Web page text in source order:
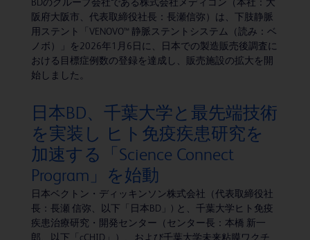
BDのグループ会社である株式会社メディコン（本社：大
阪府大阪市、代表取締役社長：長瀬信弥）は、下肢静脈
用ステント「VENOVO™ 静脈ステントシステム（読み：ベ
ノボ）」を2026年1月6日に、日本での製造販売後調査に
おける目標症例数の登録を達成し、販売施設の拡大を開
始しました。
日本BD、千葉大学と最先端技術
を実装し ヒト免疫疾患研究を
加速する「Science Connect
Program」を始動
日本ベクトン・ディッキンソン株式会社（代表取締役社
長：長瀬 信弥、以下「日本BD」) と、千葉大学ヒト免疫
疾患治療研究・開発センター（センター長：本橋 新一
郎、以下「cCHID」）、および千葉大学未来粘膜ワクチ